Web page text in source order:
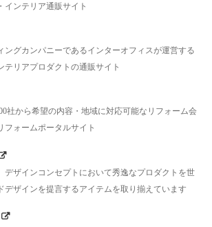
インテリア通販サイト
ングカンパニーであるインターオフィスが運営する
テリアプロダクトの通販サイト
社から希望の内容・地域に対応可能なリフォーム会
フォームポータルサイト
デザインコンセプトにおいて秀逸なプロダクトを世
デザインを提言するアイテムを取り揃えています